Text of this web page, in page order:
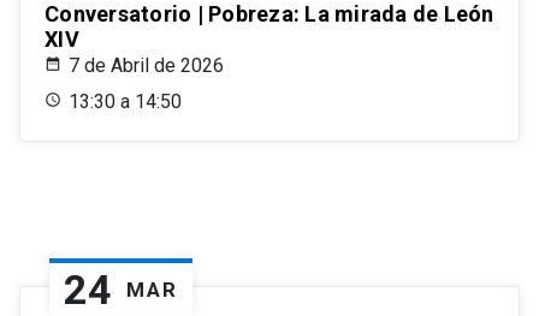
Conversatorio | Pobreza: La mirada de León
XIV
7 de Abril de 2026
13:30 a 14:50
24 MAR